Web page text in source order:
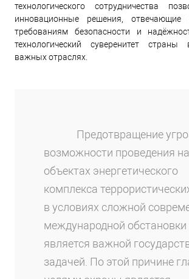
технологического сотрудничества
инновационные решения,
требованиям безопасности и
технологический суверенитет страны
важных отраслях.
Предотвращение
возможности проведения на
объектах энергетического
комплекса
в условиях сложной
международной обстановки
является важной
задачей. По этой причине